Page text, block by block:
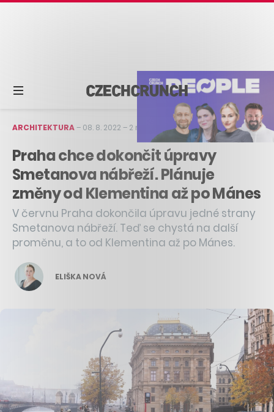
ARCHITEKTURA– 08. 8. 2022 – 2 min čtení
Praha chce dokončit úpravy
Smetanova nábřeží. Plánuje
změny od Klementina až po Mánes
V červnu Praha dokončila úpravu jedné strany
Smetanova nábřeží. Teď se chystá na další
proměnu, a to od Klementina až po Mánes.
ELIŠKA NOVÁ